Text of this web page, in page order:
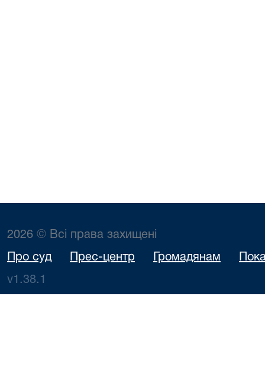
2026 © Всі права захищені
Про суд Прес-центр Громадянам
v1.38.1